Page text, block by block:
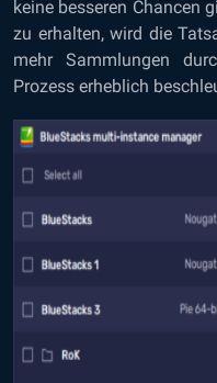
keine besseren Chancen
zu erhalten, wird die
mehr Sammlungen
Prozess erheblich